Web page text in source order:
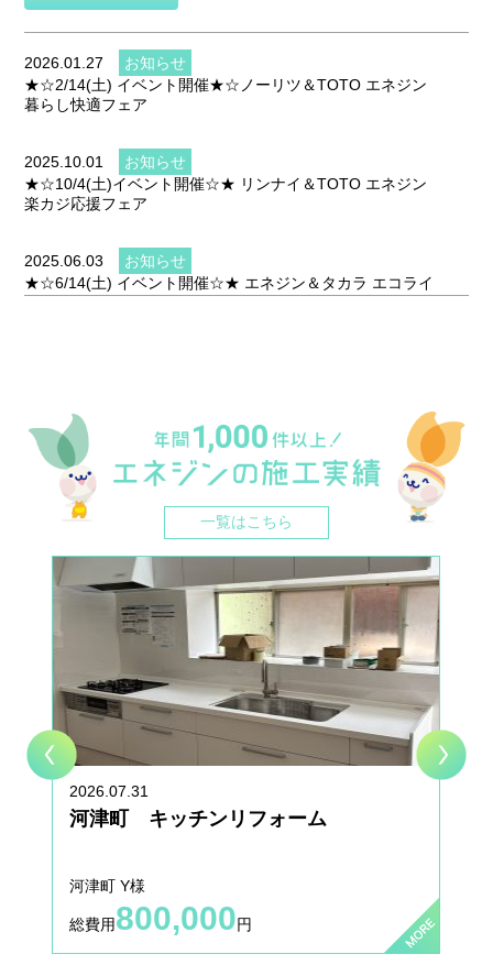
2026.01.27
お知らせ
★☆2/14(土) イベント開催★☆ノーリツ＆TOTO エネジン
暮らし快適フェア
2025.10.01
お知らせ
★☆10/4(土)イベント開催☆★ リンナイ＆TOTO エネジン
楽カジ応援フェア
2025.06.03
お知らせ
★☆6/14(土) イベント開催☆★ エネジン＆タカラ エコライ
2024.10.03
お知らせ
★☆10/5(土) イベント開催☆★ エネジン＆クリナップ リフ
ォーム相談会2024
2024.05.17
お知らせ
★☆6/15(土) イベント開催☆★ エネジン＆タカラ エコライ
フフェア2024
★☆9/9(土) イベント開催☆★ エネジン＆タカラ エコライ
フフェア2023
2022.04.04
施工事例
施工事例を更新いたしました。
2021.11.30
お知らせ
納期遅延のお知らせ
一覧はこちら
2026.07.31
河津町 キッチンリフォーム
河津町 Y様
総費用800,000円